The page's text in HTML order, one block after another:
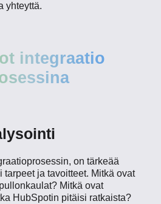
yhteyttä.
integraatio
on tärkeää
tarpeet ja tavoitteet. Mitkä ovat
Mitkä ovat
HubSpotin pitäisi ratkaista?